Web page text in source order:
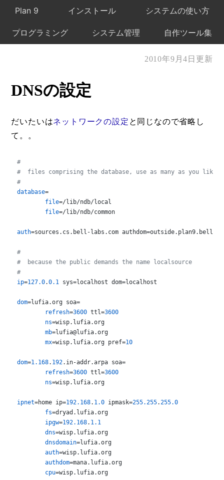
Plan 9 インストール システムの使い方
プログラミング システム管理 自作ツール集
2010年9月4日更新
DNSの設定
だいたいはネットワークの設定 と同じなので省略し
て。。
#
#  files comprising the database, use as many as you like,
#
database=
file=/lib/ndb/local
file=/lib/ndb/common
auth=sources.cs.bell-labs.com authdom=outside.plan9.bell-
#
#  because the public demands the name localsource
#
ip=127.0.0.1 sys=localhost dom=localhost
dom=lufia.org soa=
refresh=3600 ttl=3600
ns=wisp.lufia.org
mb=lufia@lufia.org
mx=wisp.lufia.org pref=10
dom=1.168. 192.in-addr.arpa soa=
refresh=3600 ttl=3600
ns=wisp.lufia.org
ipnet=home ip=192.168. 1.0 ipmask=255.255.255.0
fs=dryad.lufia.org
ipgw=192.168. 1.1
dns=wisp.lufia.org
dnsdomain=lufia.org
auth=wisp.lufia.org
authdom=mana.lufia.org
cpu=wisp.lufia.org